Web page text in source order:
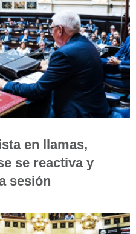
en llamas,
se reactiva y
sesión